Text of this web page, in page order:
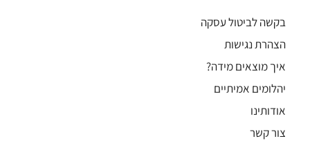
בקשה לביטול עסקה
הצהרת נגישות
איך מוצאים מידה?
יהלומים אמיתיים
אודותינו
צור קשר